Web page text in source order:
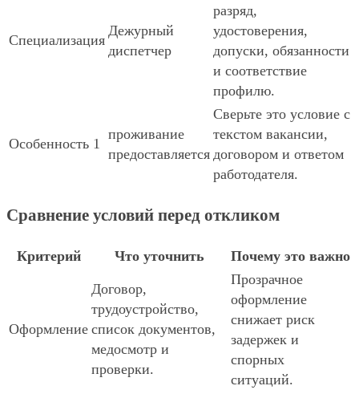
Специализация
Дежурный
диспетчер
разряд,
удостоверения,
допуски, обязанности
и соответствие
профилю.
Особенность 1
проживание
предоставляется
Сверьте это условие с
текстом вакансии,
договором и ответом
работодателя.
Сравнение условий перед откликом
Критерий Что уточнить Почему это важно
Оформление
Договор,
трудоустройство,
список документов,
медосмотр и
проверки.
Прозрачное
оформление
снижает риск
задержек и
спорных
ситуаций.